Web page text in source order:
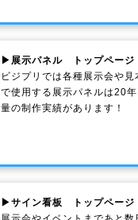
▶展示パネル トップページ
ビジプリでは各種展示会や見
で使用する展示パネルは20
量の制作実績があります！
▶サイン看板 トップページ